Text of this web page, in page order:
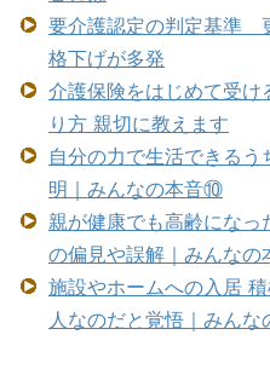
要介護認定の判定基準
格下げが多発
介護保険をはじめて受
り方 親切に教えます
自分の力で生活できる
明｜みんなの本音⑩
親が健康でも高齢にな
の偏見や誤解｜みんな
施設やホームへの入居
人なのだと覚悟｜みん